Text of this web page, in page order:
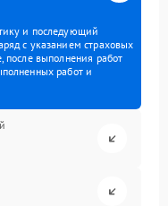
и последующий
с указанием страховых
после выполнения работ
работ и